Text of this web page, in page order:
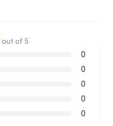
out of 5
0
0
0
0
0